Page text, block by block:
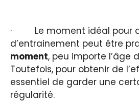
· Le moment idéal pour
d’entrainement peut être
moment, peu importe l’âge
Toutefois, pour obtenir de
essentiel de garder une
régularité.